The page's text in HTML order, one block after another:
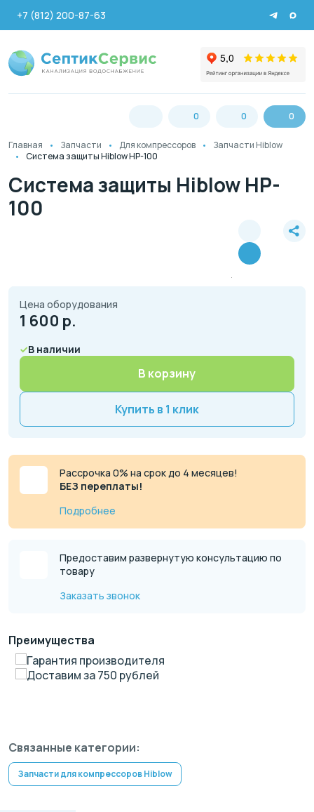
+7 (812) 200-87-63
0 0 0
Главная Запчасти Для компрессоров
Запчасти Hiblow
Система защиты Hiblow HP-100
Система защиты Hiblow HP-
100
Цена оборудования
1 600 р.
В наличии
В корзину
Купить в 1 клик
Рассрочка 0% на срок до 4 месяцев!
БЕЗ переплаты!
Подробнее
Предоставим развернутую консультацию по
товару
Заказать звонок
Преимущества
Гарантия производителя
Доставим за 750 рублей
Связанные категории:
Запчасти для компрессоров Hiblow